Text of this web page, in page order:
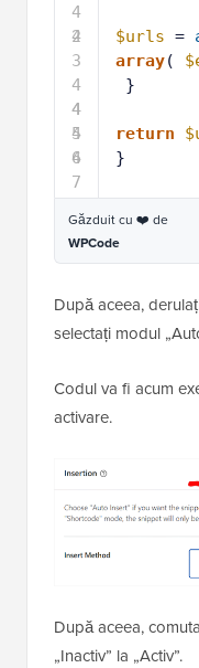
4
2
4
3
4
4
4
5
4
6
4
7
$urls =
array(
}
return
}
Găzduit cu ❤️ de
WPCode
După aceea,
selectați modul
Codul va fi acum
activare.
După aceea,
„Inactiv” la „Activ”.